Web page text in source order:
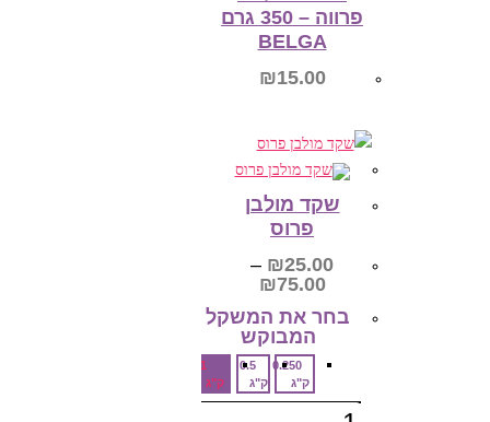
פרווה – 350 גרם
BELGA
₪15.00
הוספה לסל
שקד מולבן
פרוס
₪25.00
–
₪75.00
טווח
מחירים:
עד
⁦₪75.00⁩
בחר את המשקל
המבוקש‎
0.250
ק"ג
0.5
ק"ג
ק"ג